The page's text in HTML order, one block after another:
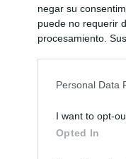
negar su
puede no requerir
procesamiento.
Personal Data
I want to opt-
Opted In